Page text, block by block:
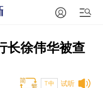
长徐伟华被查
试听
T中